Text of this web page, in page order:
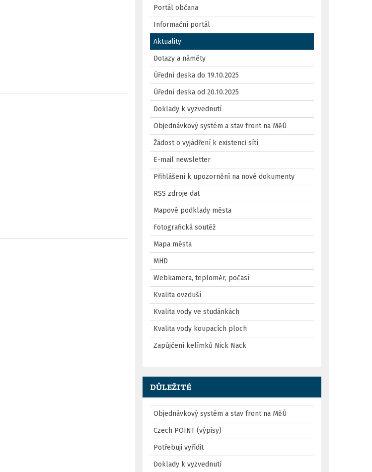
Portál občana
Informační portál
Aktuality
Dotazy a náměty
Úřední deska do 19.10.2025
Úřední deska od 20.10.2025
Doklady k vyzvednutí
Objednávkový systém a stav front na MěÚ
Žádost o vyjádření k existenci sítí
E-mail newsletter
Přihlášení k upozornění na nové dokumenty
RSS zdroje dat
Mapové podklady města
Fotografická soutěž
Mapa města
MHD
Webkamera, teploměr, počasí
Kvalita ovzduší
Kvalita vody ve studánkách
Kvalita vody koupacích ploch
Zapůjčení kelímků Nick Nack
DŮLEŽITÉ
Objednávkový systém a stav front na MěÚ
Czech POINT (výpisy)
Potřebuji vyřídit
Doklady k vyzvednutí